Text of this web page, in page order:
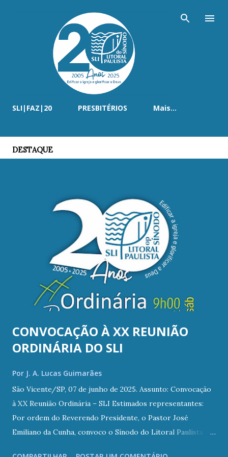
Pular para o conteúdo principal
SLI|FAZ|20 PRESBITÉRIOS Mais…
DESTAQUE
CONVOCAÇÃO À XX REUNIÃO
ORDINÁRIA DO SLI
Por J. A. Lucas Guimarães
São Vicente/SP, 07 de junho de 2025. Assunto: Convocação
à XX Reunião Ordinária – SLI Estimados representantes:
Por ordem do Reverendo Presidente, o Pastor José
Emiliano da Cunha, convoco o Sínodo do Litoral Paulista